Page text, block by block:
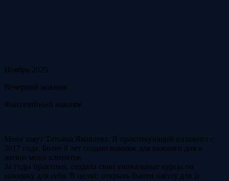
Ноябрь 2025
Вечерний макияж
Фантазийный макияж
Меня зовут Татьяна Яковлева. Я практикующий визажист с
2017 года. Более 8 лет создаю макияж для важного дня в
жизни моих клиентов.
За годы практики, создала свои уникальные курсы по
макияжу для себя. В целях: открыть бьюти школу для.))